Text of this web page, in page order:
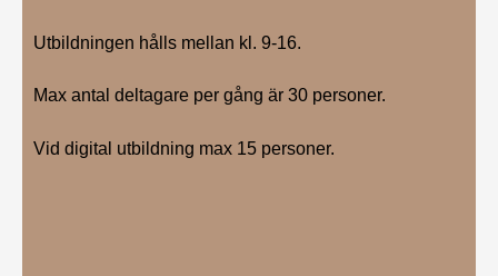
Utbildningen hålls mellan kl. 9-16.
Max antal deltagare per gång är 30 personer.
Vid digital utbildning max 15 personer.